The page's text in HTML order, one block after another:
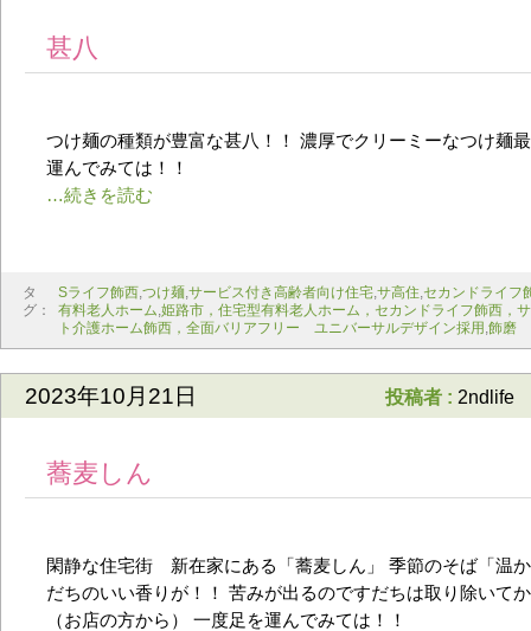
甚八
つけ麺の種類が豊富な甚八！！ 濃厚でクリーミーなつけ麺
運んでみては！！
タ
グ：
Sライフ飾西,つけ麺,サービス付き高齢者向け住宅,サ高住,セカンドライフ
有料老人ホーム,姫路市，住宅型有料老人ホーム，セカンドライフ飾西，
ト介護ホーム飾西，全面バリアフリー ユニバーサルデザイン採用 ,飾磨
2023年10月21日 投稿者 : 2ndlife
蕎麦しん
閑静な住宅街 新在家にある「蕎麦しん」 季節のそば「温
だちのいい香りが！！ 苦みが出るのですだちは取り除いて
（お店の方から） 一度足を運んでみては！！